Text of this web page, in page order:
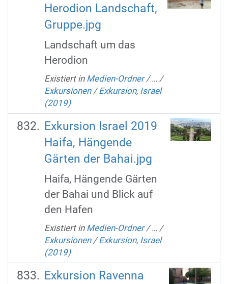
Herodion Landschaft,
Gruppe.jpg
Landschaft um das
Herodion
Existiert in Medien-Ordner /… /
Exkursionen /Exkursion, Israel
(2019)
Exkursion Israel 2019
Haifa, Hängende
Gärten der Bahai.jpg
Haifa, Hängende Gärten
der Bahai und Blick auf
den Hafen
Existiert in Medien-Ordner /… /
Exkursionen /Exkursion, Israel
(2019)
Exkursion Ravenna